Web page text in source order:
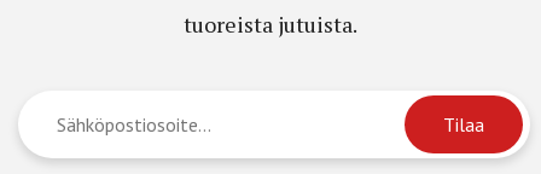
tuoreista jutuista.